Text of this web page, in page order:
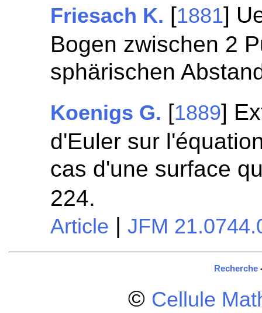
Friesach K. [1881]
Bogen zwischen 2
sphärischen
Koenigs G. [1889]
d'Euler sur
cas d'une surface
224.
Article |JFM
Recherche
© Cellule